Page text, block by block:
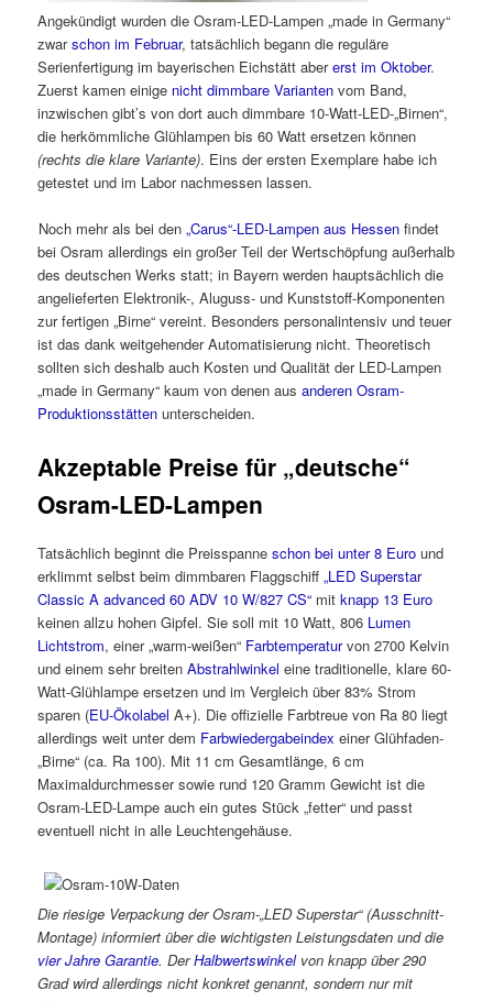
Angekündigt wurden die Osram-LED-Lampen „made in Germany“
zwarschon im Februar, tatsächlich begann die reguläre
Serienfertigung im bayerischen Eichstätt abererst im Oktober.
Zuerst kamen einige nicht dimmbare Variantenvom Band,
inzwischen gibt’s von dort auch dimmbare 10-Watt-LED-„Birnen“,
die herkömmliche Glühlampen bis 60 Watt ersetzen können
(rechts die klare Variante). Eins der ersten Exemplare habe ich
getestet und im Labor nachmessen lassen.
Noch mehr als bei den„Carus“-LED-Lampen aus Hessen findet
bei Osram allerdings ein großer Teil der Wertschöpfung außerhalb
des deutschen Werks statt; in Bayern werden hauptsächlich die
angelieferten Elektronik-, Aluguss- und Kunststoff-Komponenten
zur fertigen „Birne“ vereint. Besonders personalintensiv und teuer
ist das dank weitgehender Automatisierung nicht. Theoretisch
sollten sich deshalb auch Kosten und Qualität der LED-Lampen
„made in Germany“ kaum von denen ausanderen Osram-
Produktionsstätten unterscheiden.
Akzeptable Preise für „deutsche“
Osram-LED-Lampen
Tatsächlich beginnt die Preisspanneschon bei unter 8 Euro und
erklimmt selbst beim dimmbaren Flaggschiff„LED Superstar
Classic A advanced 60 ADV 10 W/827 CS“ mitknapp 13 Euro
keinen allzu hohen Gipfel. Sie soll mit 10 Watt, 806 Lumen
Lichtstrom, einer „warm-weißen“ Farbtemperaturvon 2700 Kelvin
und einem sehr breitenAbstrahlwinkel eine traditionelle, klare 60-
Watt-Glühlampe ersetzen und im Vergleich über 83% Strom
sparen (EU-Ökolabel A+). Die offizielle Farbtreue von Ra 80 liegt
allerdings weit unter dem Farbwiedergabeindex einer Glühfaden-
„Birne“ (ca. Ra 100). Mit 11 cm Gesamtlänge, 6 cm
Maximaldurchmesser sowie rund 120 Gramm Gewicht ist die
Osram-LED-Lampe auch ein gutes Stück „fetter“ und passt
eventuell nicht in alle Leuchtengehäuse.
Die riesige Verpackung der Osram-„LED Superstar“ (Ausschnitt-
Montage) informiert über die wichtigsten Leistungsdaten und die
vier Jahre Garantie. DerHalbwertswinkelvon knapp über 290
Grad wird allerdings nicht konkret genannt, sondern nur mit